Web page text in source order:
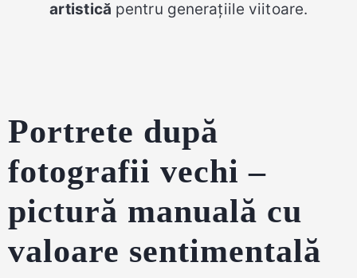
artistică pentru generațiile viitoare.
Portrete după
fotografii vechi –
pictură manuală cu
valoare sentimentală